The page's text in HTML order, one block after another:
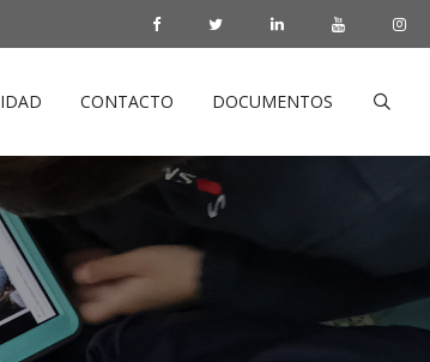
CONTACTO DOCUMENTOS